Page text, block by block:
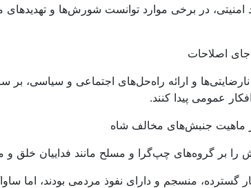
امنیتی، در برخی موارد توانست شورش‌ها و
و ارائه راه‌حل‌های اجتماعی و
عمومی پیدا کنند.
را بر گروه‌های چپ‌گرا و مسلح مانند فداییان خلق
گسترده، منسجم و دارای نفوذ مردمی بودند، اما